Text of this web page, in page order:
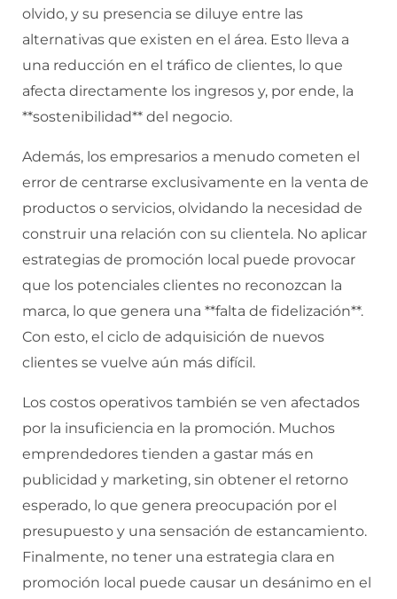
olvido, y su presencia se diluye entre las
alternativas que existen en el área. Esto lleva a
una reducción en el tráfico de clientes, lo que
afecta directamente los ingresos y, por ende, la
**sostenibilidad** del negocio.
Además, los empresarios a menudo cometen el
error de centrarse exclusivamente en la venta de
productos o servicios, olvidando la necesidad de
construir una relación con su clientela. No aplicar
estrategias de promoción local puede provocar
que los potenciales clientes no reconozcan la
marca, lo que genera una **falta de fidelización**.
Con esto, el ciclo de adquisición de nuevos
clientes se vuelve aún más difícil.
Los costos operativos también se ven afectados
por la insuficiencia en la promoción. Muchos
emprendedores tienden a gastar más en
publicidad y marketing, sin obtener el retorno
esperado, lo que genera preocupación por el
presupuesto y una sensación de estancamiento.
Finalmente, no tener una estrategia clara en
promoción local puede causar un desánimo en el